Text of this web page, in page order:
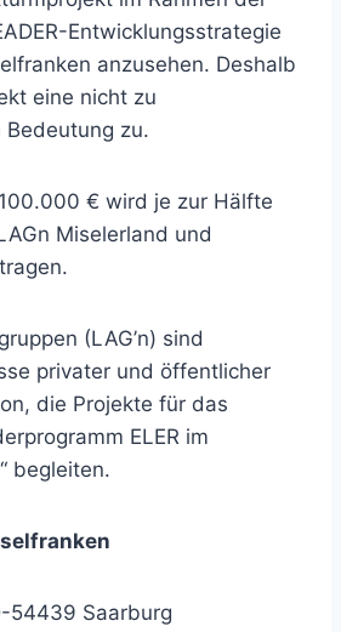
Entwicklungsstrategie
anzusehen. Deshalb
eine nicht zu
zu.
€ wird je zur Hälfte
Miselerland und
(LAG’n) sind
privater und öffentlicher
die Projekte für das
ELER im
begleiten.
54439 Saarburg